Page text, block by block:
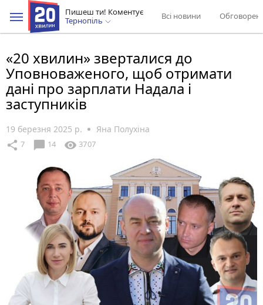
Пишеш ти! Коментує
Тернопіль
Всі новини
«20 хвилин» зверталися до
Уповноваженого, щоб отримати
дані про зарплати Надала і
заступників
19 березня 2025 р. Яна Полухіна
share 7 chat_bubble 14 visibility 3707